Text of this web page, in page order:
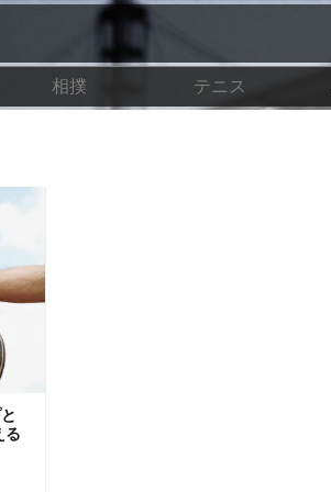
相撲 テニス
る